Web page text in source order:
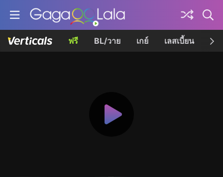
ฟรี BL/วาย เกย์ เลสเบี้ยน เค